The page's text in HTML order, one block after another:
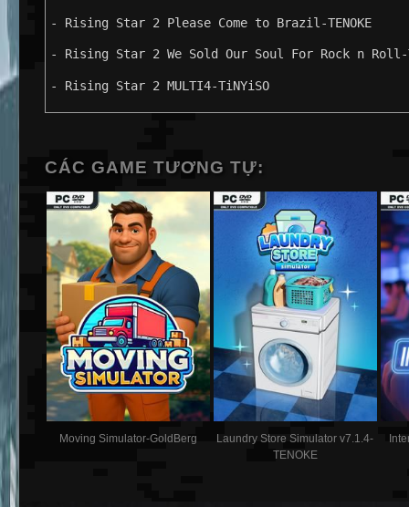
- Rising Star 2 Please Come to Brazil-TENOKE
- Rising Star 2 We Sold Our Soul For Rock n Roll-
- Rising Star 2 MULTI4-TiNYiSO
CÁC GAME TƯƠNG TỰ:
Moving Simulator-GoldBerg
Laundry Store Simulator v7.1.4-
TENOKE